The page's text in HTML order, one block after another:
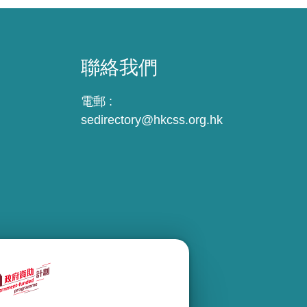
聯絡我們
電郵 :
sedirectory@hkcss.org.hk